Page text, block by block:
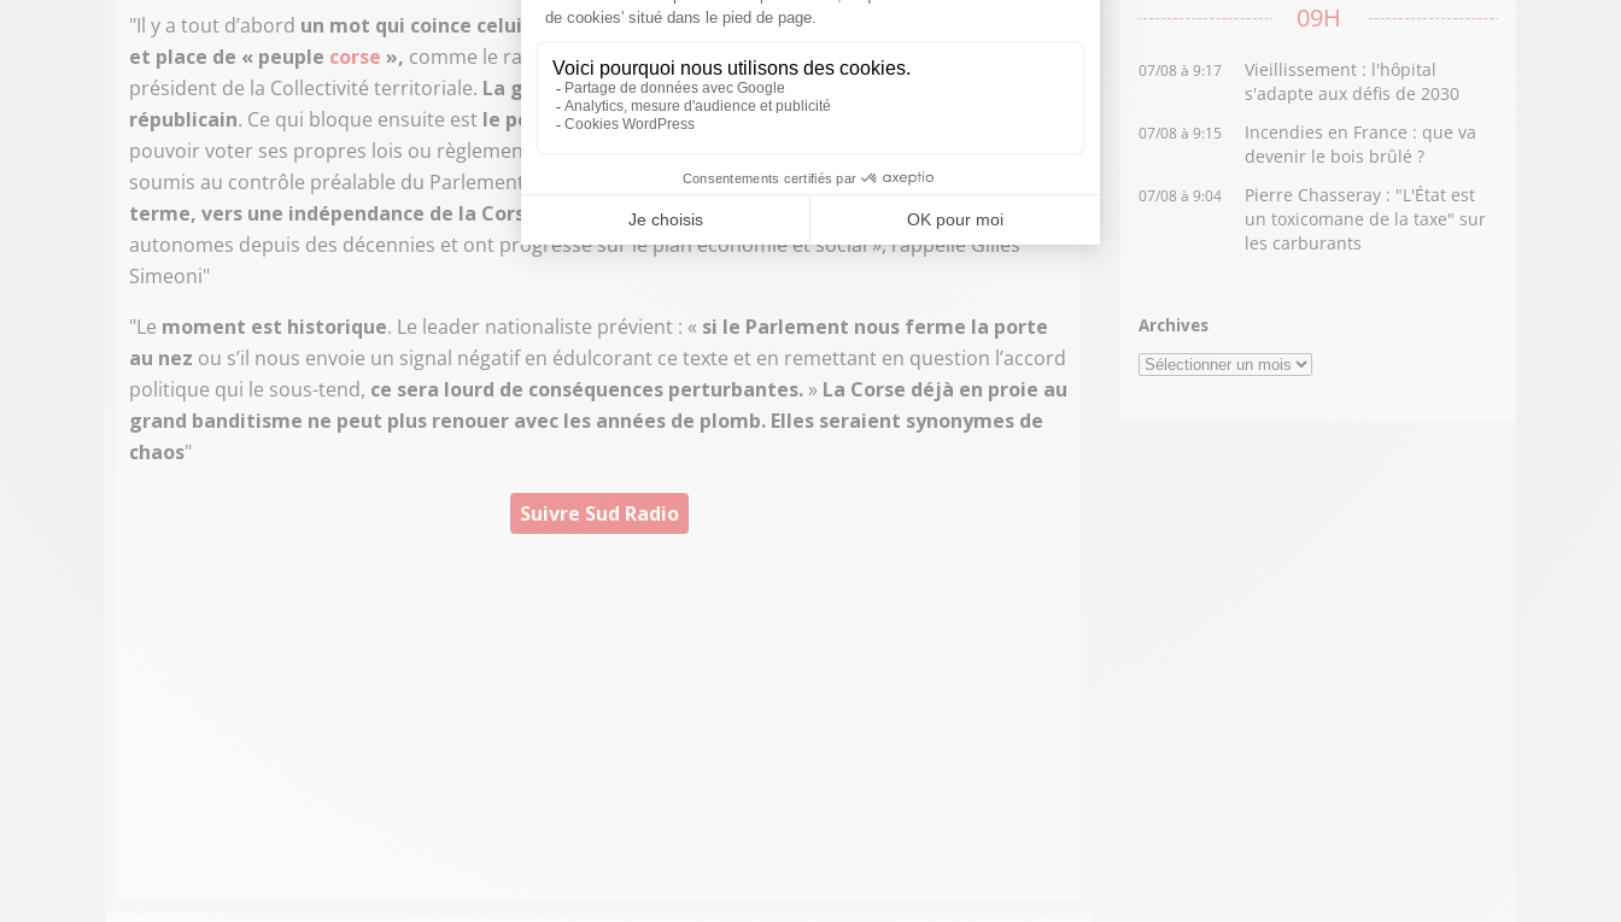
"Il y a tout d’abord un mot qui coince celui de « communauté », imposé par le gouvernement
et place de « peuple corse », comme le rappelle Gilles Simeoni, maire nationaliste de Bastia et ancien
président de la Collectivité territoriale. La gauche dénonce une rupture avec l’universalisme
républicain. Ce qui bloque ensuite est le pouvoir normatif censé être accordé à l’île
pouvoir voter ses propres lois ou règlements.
soumis au contrôle préalable du Parlement à Paris. Certains s’inquiètent enfin d’unglissement, à
terme, vers une indépendance de la Corse.
« Les Baléares, les Açores, la Sardaigne ou la Sicile sont
autonomes depuis des décennies et ont progressé sur le plan économie et social », rappelle Gilles
Simeoni"
"Le moment est historique. Le leader nationaliste prévient : « si le Parlement nous ferme la porte
au nez ou s’il nous envoie un signal négatif en édulcorant ce texte et en remettant en question l’accord
politique qui le sous-tend, ce sera lourd de conséquences perturbantes. » La Corse déjà en proie au
grand banditisme ne peut plus renouer avec les années de plomb. Elles seraient synonymes de
chaos"
Suivre Sud Radio
09H
07/08 à 9:17
Vieillissement : l'hôpital
s'adapte aux défis de 2030
07/08 à 9:15
Incendies en France : que va
devenir le bois brûlé ?
07/08 à 9:04
Pierre Chasseray : "L'État est
un toxicomane de la taxe" sur
les carburants
Archives
Archives